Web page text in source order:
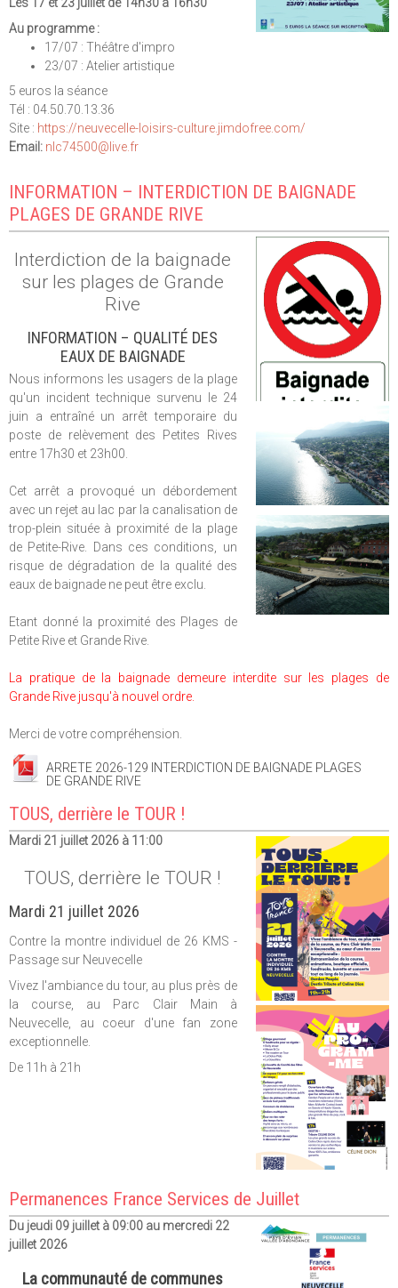
Au programme :
17/07 : Théâtre d'impro
23/07 : Atelier artistique
5 euros la séance
Tél : 04.50.70.13.36
Site : https://neuvecelle-loisirs-culture.jimdofree.com/
Email: nlc74500@live.fr
INFORMATION – INTERDICTION DE BAIGNADE
PLAGES DE GRANDE RIVE
Interdiction de la baignade
sur les plages de Grande
Rive
INFORMATION – QUALITÉ DES
EAUX DE BAIGNADE
Nous informons les usagers de la plage
qu'un incident technique survenu le 24
juin a entraîné un arrêt temporaire du
poste de relèvement des Petites Rives
entre 17h30 et 23h00.
Cet arrêt a provoqué un débordement
avec un rejet au lac par la canalisation de
trop-plein située à proximité de la plage
de Petite-Rive. Dans ces conditions, un
risque de dégradation de la qualité des
eaux de baignade ne peut être exclu.
Etant donné la proximité des Plages de
Petite Rive et Grande Rive.
La pratique de la baignade demeure interdite sur les plages de
Grande Rive jusqu'à nouvel ordre.
Merci de votre compréhension.
ARRETE 2026-129 INTERDICTION DE BAIGNADE PLAGES
DE GRANDE RIVE
TOUS, derrière le TOUR !
Mardi 21 juillet 2026 à 11:00
TOUS, derrière le TOUR !
Mardi 21 juillet 2026
Contre la montre individuel de 26 KMS -
Passage sur Neuvecelle
Vivez l'ambiance du tour, au plus près de
la course, au Parc Clair Main à
Neuvecelle, au coeur d'une fan zone
exceptionnelle.
De 11h à 21h
Permanences France Services de Juillet
Du jeudi 09 juillet à 09:00 au mercredi 22
juillet 2026
La communauté de communes